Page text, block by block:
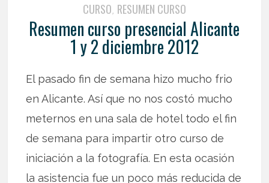
CURSO, RESUMEN CURSO
Resumen curso presencial Alicante
1 y 2 diciembre 2012
El pasado fin de semana hizo mucho frio
en Alicante. Así que no nos costó mucho
meternos en una sala de hotel todo el fin
de semana para impartir otro curso de
iniciación a la fotografía. En esta ocasión
la asistencia fue un poco más reducida de